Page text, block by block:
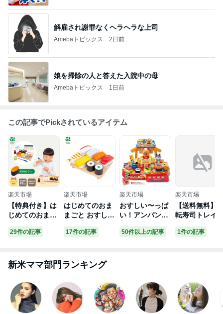
解雇され謝罪なくヘラヘラな上司
Amebaトピックス 2日前
娘を掃除の人と答えた入院中の母
Amebaトピックス 1日前
この記事でPickされているアイテム
楽天市場
【特典付き】は
じめてのおまま
セット【 ウッデ
PUDDY 木製 お
寿司 マグネット
木のおままごと
出産祝い おもち
ゃ ままごと キ
ッチン 知育玩具
29件の記事
楽天市場
はじめてのおま
まごと おすしセ
プッディ 木のお
ままごと 木のま
まごと 木製 お
寿司 マグネット
出産祝い おもち
ゃ ままごと お
ままごと キッチ
17件の記事
楽天市場
おすしい〜っぱ
い！アンパンマ
ット
50件以上の記事
楽天市場
【送料無料】
転寿司トレイ
お家で回転寿
ーティーグッ
寿司パーティ
クリスマス ギ
ト プレゼント
1件の記事
新米ママ部門ランキング